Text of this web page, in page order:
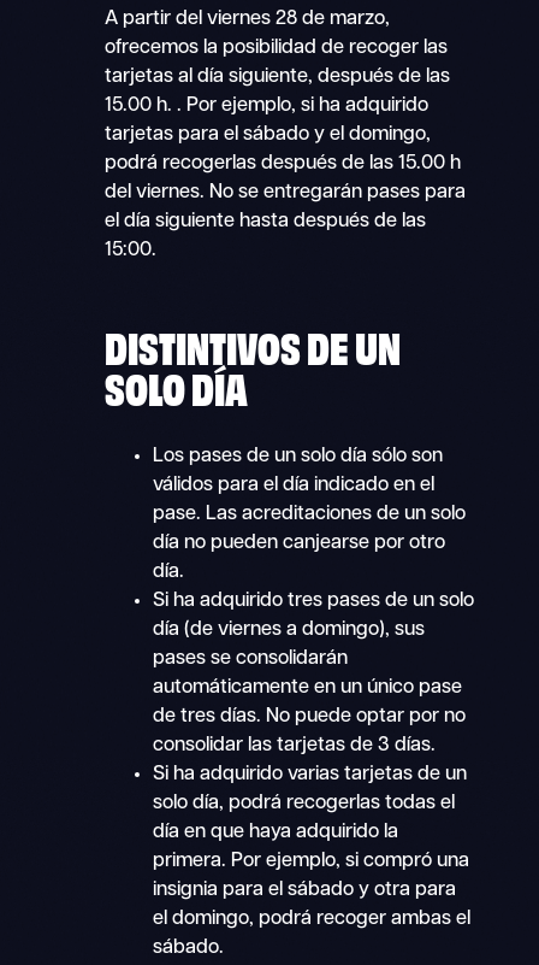
A partir del viernes 28 de marzo,
ofrecemos la posibilidad de recoger las
tarjetas al día siguiente, después de las
15.00 h. . Por ejemplo, si ha adquirido
tarjetas para el sábado y el domingo,
podrá recogerlas después de las 15.00 h
del viernes. No se entregarán pases para
el día siguiente hasta después de las
15:00.
DISTINTIVOS DE UN
SOLO DÍA
Los pases de un solo día sólo son
válidos para el día indicado en el
pase. Las acreditaciones de un solo
día no pueden canjearse por otro
día.
Si ha adquirido tres pases de un solo
día (de viernes a domingo), sus
pases se consolidarán
automáticamente en un único pase
de tres días. No puede optar por no
consolidar las tarjetas de 3 días.
Si ha adquirido varias tarjetas de un
solo día, podrá recogerlas todas el
día en que haya adquirido la
primera. Por ejemplo, si compró una
insignia para el sábado y otra para
el domingo, podrá recoger ambas el
sábado.